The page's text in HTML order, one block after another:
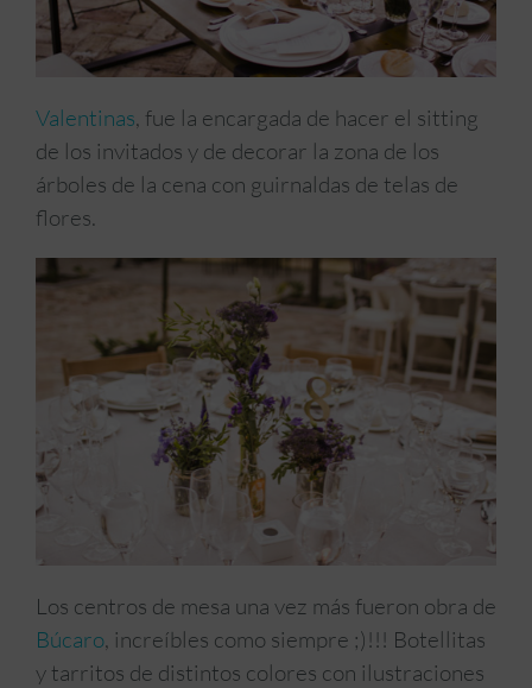
Valentinas, fue la encargada de hacer el sitting
de los invitados y de decorar la zona de los
árboles de la cena con guirnaldas de telas de
flores.
Los centros de mesa una vez más fueron obra de
Búcaro, increíbles como siempre ;)!!! Botellitas
y tarritos de distintos colores con ilustraciones